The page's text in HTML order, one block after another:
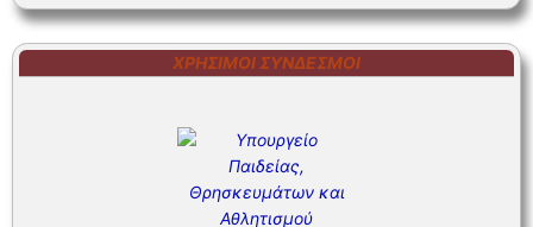
ΧΡΉΣΙΜΟΙ ΣΎΝΔΕΣΜΟΙ